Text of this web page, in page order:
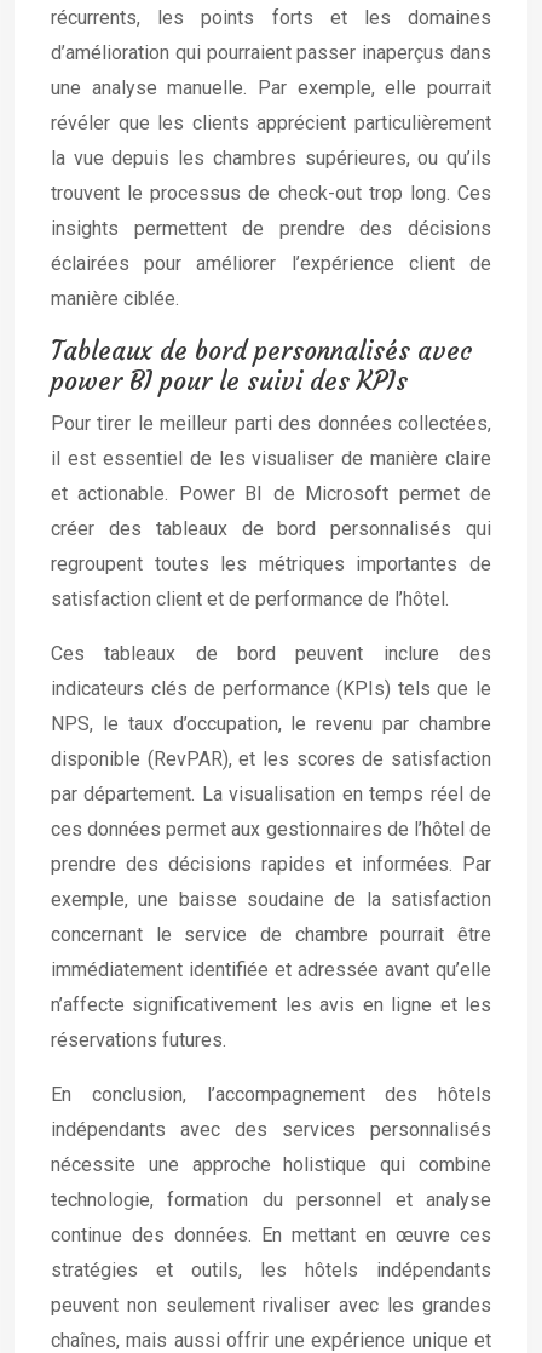
récurrents, les points forts et les domaines
d’amélioration qui pourraient passer inaperçus dans
une analyse manuelle. Par exemple, elle pourrait
révéler que les clients apprécient particulièrement
la vue depuis les chambres supérieures, ou qu’ils
trouvent le processus de check-out trop long. Ces
insights permettent de prendre des décisions
éclairées pour améliorer l’expérience client de
manière ciblée.
Tableaux de bord personnalisés avec
power BI pour le suivi des KPIs
Pour tirer le meilleur parti des données collectées,
il est essentiel de les visualiser de manière claire
et actionable. Power BI de Microsoft permet de
créer des tableaux de bord personnalisés qui
regroupent toutes les métriques importantes de
satisfaction client et de performance de l’hôtel.
Ces tableaux de bord peuvent inclure des
indicateurs clés de performance (KPIs) tels que le
NPS, le taux d’occupation, le revenu par chambre
disponible (RevPAR), et les scores de satisfaction
par département. La visualisation en temps réel de
ces données permet aux gestionnaires de l’hôtel de
prendre des décisions rapides et informées. Par
exemple, une baisse soudaine de la satisfaction
concernant le service de chambre pourrait être
immédiatement identifiée et adressée avant qu’elle
n’affecte significativement les avis en ligne et les
réservations futures.
En conclusion, l’accompagnement des hôtels
indépendants avec des services personnalisés
nécessite une approche holistique qui combine
technologie, formation du personnel et analyse
continue des données. En mettant en œuvre ces
stratégies et outils, les hôtels indépendants
peuvent non seulement rivaliser avec les grandes
chaînes, mais aussi offrir une expérience unique et